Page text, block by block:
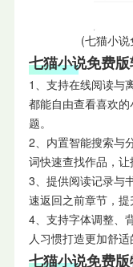
(七猫小
七猫小说免费
1、支持在线阅读与
都能自由查看喜欢
题。
2、内置智能搜索与
词快速查找作品，让
3、提供阅读记录与
速返回之前章节，提
4、支持字体调整、
人习惯打造更加舒适
七猫小说免费